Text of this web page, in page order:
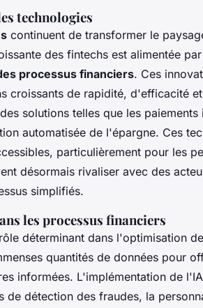
technologies
continuent de transformer le
des fintechs est alimentée
processus financiers. Ces
croissants de rapidité, d'efficacité
solutions telles que les paiements
automatisée de l'épargne. Ces
particulièrement pour les
désormais rivaliser avec des
simplifiés.
les processus financiers
déterminant dans l'optimisation
quantités de données pour
informées. L'implémentation de
détection des fraudes, la